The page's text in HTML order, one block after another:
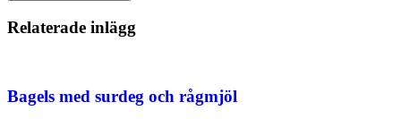
Relaterade inlägg
Bagels med surdeg och rågmjöl